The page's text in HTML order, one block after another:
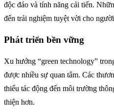
độc đáo và tính năng cải tiến.
đến trải nghiệm tuyệt vời cho
Phát triển bền vững
Xu hướng “green technology”
được nhiều sự quan tâm. Các
thiểu tác động đến môi trường
thiện hơn.